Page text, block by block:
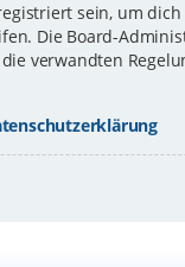
sein, um
Die Board-
verwandten